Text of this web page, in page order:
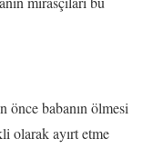
önce babanın ölmesi
olarak ayırt etme